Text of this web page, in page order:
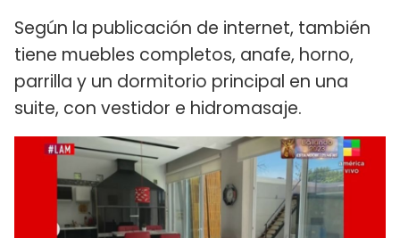
Según la publicación de internet, también
tiene muebles completos, anafe, horno,
parrilla y un dormitorio principal en una
suite, con vestidor e hidromasaje.